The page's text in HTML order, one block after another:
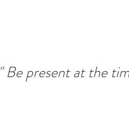
" Be present at the